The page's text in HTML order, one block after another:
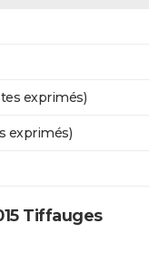
exprimés)
exprimés)
Tiffauges